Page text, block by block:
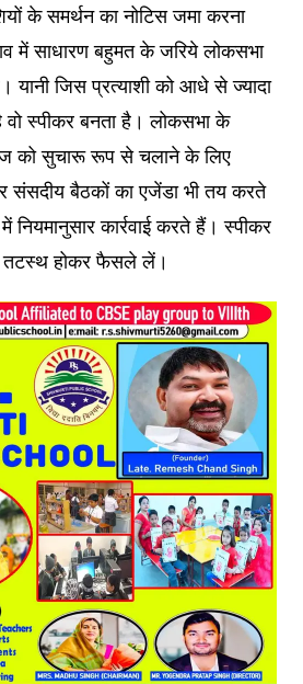
के समर्थन का नोटिस जमा करना
में साधारण बहुमत के जरिये लोकसभा
यानी जिस प्रत्‍याशी को आधे से ज्‍यादा
वो स्‍पीकर बनता है। लोकसभा के
को सुचारू रूप से चलाने के लिए
संसदीय बैठकों का एजेंडा भी तय करते
नियमानुसार कार्रवाई करते हैं। स्‍पीकर
तटस्‍थ होकर फैसले लें।